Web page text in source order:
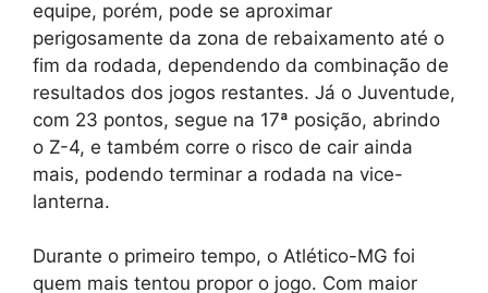
equipe, porém, pode se aproximar
perigosamente da zona de rebaixamento até o
fim da rodada, dependendo da combinação de
resultados dos jogos restantes. Já o Juventude,
com 23 pontos, segue na 17ª posição, abrindo
o Z-4, e também corre o risco de cair ainda
mais, podendo terminar a rodada na vice-
lanterna.
Durante o primeiro tempo, o Atlético-MG foi
quem mais tentou propor o jogo. Com maior